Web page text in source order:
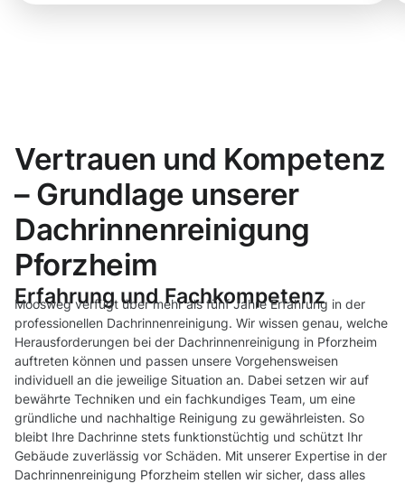
Vertrauen und Kompetenz
– Grundlage unserer
Dachrinnenreinigung
Pforzheim
Erfahrung und Fachkompetenz
Moosweg verfügt über mehr als fünf Jahre Erfahrung in der
professionellen Dachrinnenreinigung. Wir wissen genau, welche
Herausforderungen bei der Dachrinnenreinigung in Pforzheim
auftreten können und passen unsere Vorgehensweisen
individuell an die jeweilige Situation an. Dabei setzen wir auf
bewährte Techniken und ein fachkundiges Team, um eine
gründliche und nachhaltige Reinigung zu gewährleisten. So
bleibt Ihre Dachrinne stets funktionstüchtig und schützt Ihr
Gebäude zuverlässig vor Schäden. Mit unserer Expertise in der
Dachrinnenreinigung Pforzheim stellen wir sicher, dass alles